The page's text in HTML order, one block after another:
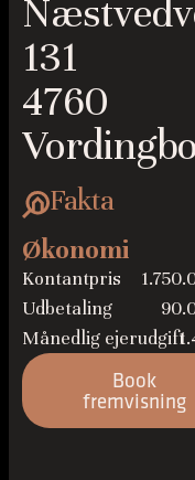
131
4760
Fakta
Økonomi
Kontantpris
Udbetaling
Månedlig ejerudgift
Book
fremvisning